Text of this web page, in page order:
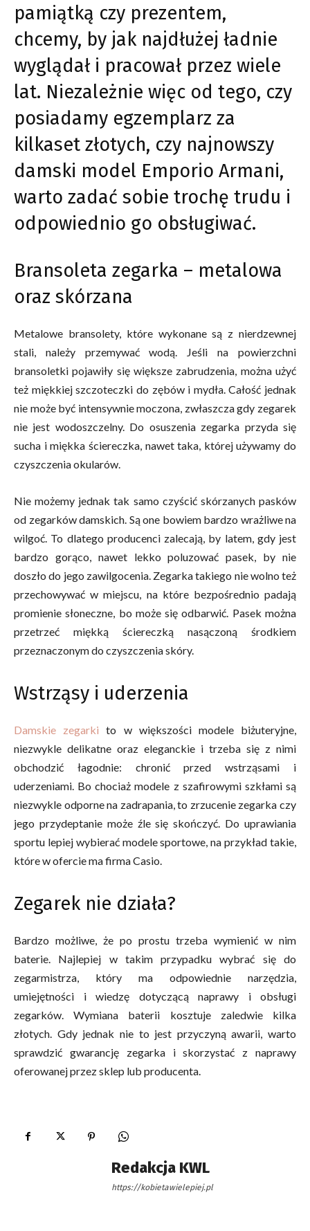
pamiątką czy prezentem,
chcemy, by jak najdłużej ładnie
wyglądał i pracował przez wiele
lat. Niezależnie więc od tego, czy
posiadamy egzemplarz za
kilkaset złotych, czy najnowszy
damski model Emporio Armani,
warto zadać sobie trochę trudu i
odpowiednio go obsługiwać.
Bransoleta zegarka – metalowa
oraz skórzana
Metalowe bransolety, które wykonane są z nierdzewnej
stali, należy przemywać wodą. Jeśli na powierzchni
bransoletki pojawiły się większe zabrudzenia, można użyć
też miękkiej szczoteczki do zębów i mydła. Całość jednak
nie może być intensywnie moczona, zwłaszcza gdy zegarek
nie jest wodoszczelny. Do osuszenia zegarka przyda się
sucha i miękka ściereczka, nawet taka, której używamy do
czyszczenia okularów.
Nie możemy jednak tak samo czyścić skórzanych pasków
od zegarków damskich. Są one bowiem bardzo wrażliwe na
wilgoć. To dlatego producenci zalecają, by latem, gdy jest
bardzo gorąco, nawet lekko poluzować pasek, by nie
doszło do jego zawilgocenia. Zegarka takiego nie wolno też
przechowywać w miejscu, na które bezpośrednio padają
promienie słoneczne, bo może się odbarwić. Pasek można
przetrzeć miękką ściereczką nasączoną środkiem
przeznaczonym do czyszczenia skóry.
Wstrząsy i uderzenia
Damskie zegarki to w większości modele biżuteryjne,
niezwykle delikatne oraz eleganckie i trzeba się z nimi
obchodzić łagodnie: chronić przed wstrząsami i
uderzeniami. Bo chociaż modele z szafirowymi szkłami są
niezwykle odporne na zadrapania, to zrzucenie zegarka czy
jego przydeptanie może źle się skończyć. Do uprawiania
sportu lepiej wybierać modele sportowe, na przykład takie,
które w ofercie ma firma Casio.
Zegarek nie działa?
Bardzo możliwe, że po prostu trzeba wymienić w nim
baterie. Najlepiej w takim przypadku wybrać się do
zegarmistrza, który ma odpowiednie narzędzia,
umiejętności i wiedzę dotyczącą naprawy i obsługi
zegarków. Wymiana baterii kosztuje zaledwie kilka
złotych. Gdy jednak nie to jest przyczyną awarii, warto
sprawdzić gwarancję zegarka i skorzystać z naprawy
oferowanej przez sklep lub producenta.
Redakcja KWL
https://kobietawielepiej.pl